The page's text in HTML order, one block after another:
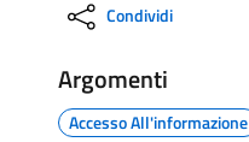
Condividi
Argomenti
Accesso All'informazione